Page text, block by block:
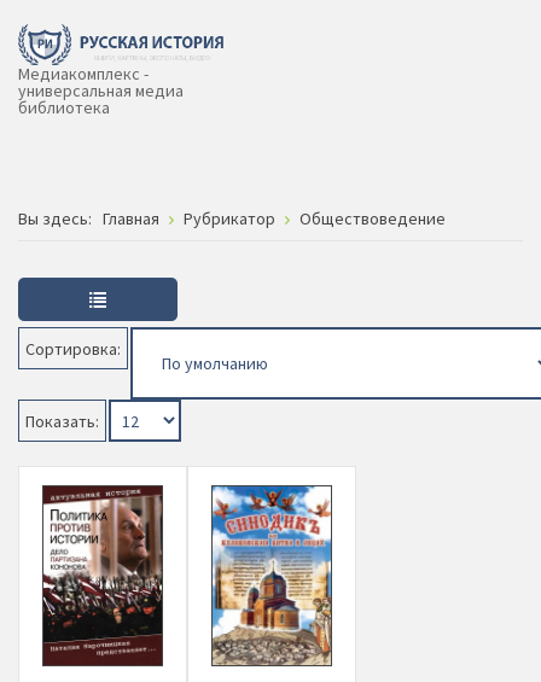
Медиакомплекс -
универсальная медиа
библиотека
Вы здесь: Главная Рубрикатор Обществоведение
Сортировка:
Показать: